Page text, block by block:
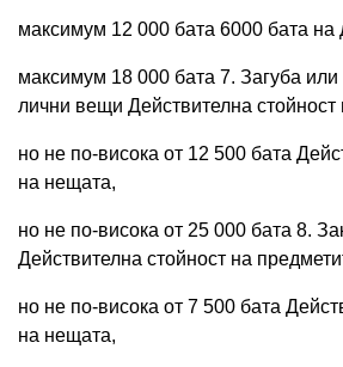
максимум 12 000 бата 6000 бата на
максимум 18 000 бата 7. Загуба
лични вещи Действителна
но не по-висока от 12 500 бата
на нещата,
но не по-висока от 25 000 бата 8.
Действителна стойност на
но не по-висока от 7 500 бата
на нещата,